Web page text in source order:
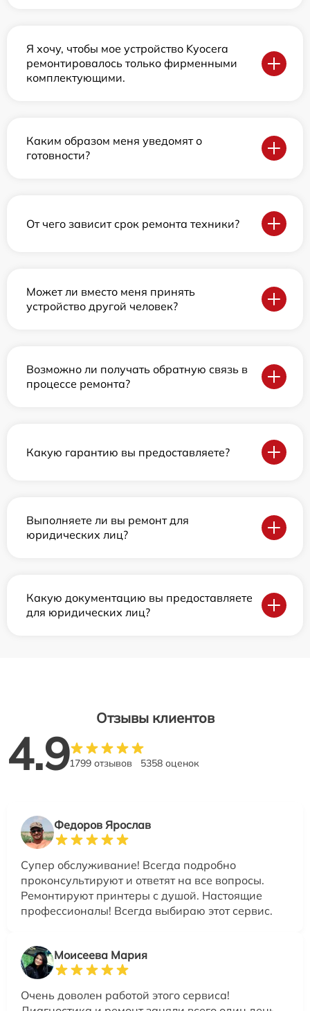
Я хочу, чтобы мое устройство Kyocera
ремонтировалось только фирменными
комплектующими.
Каким образом меня уведомят о
готовности?
От чего зависит срок ремонта техники?
Может ли вместо меня принять
устройство другой человек?
Возможно ли получать обратную связь в
процессе ремонта?
Какую гарантию вы предоставляете?
Выполняете ли вы ремонт для
юридических лиц?
Какую документацию вы предоставляете
для юридических лиц?
Отзывы клиентов
4.91799 отзывов 5358 оценок
Федоров Ярослав
Супер обслуживание! Всегда подробно
проконсультируют и ответят на все вопросы.
Ремонтируют принтеры с душой. Настоящие
профессионалы! Всегда выбираю этот сервис.
Моисеева Мария
Очень доволен работой этого сервиса!